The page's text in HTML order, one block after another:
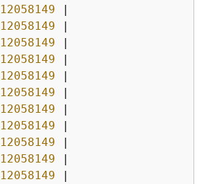
12058149 |
12058149 |
12058149 |
12058149 |
12058149 |
12058149 |
12058149 |
12058149 |
12058149 |
12058149 |
12058149 |